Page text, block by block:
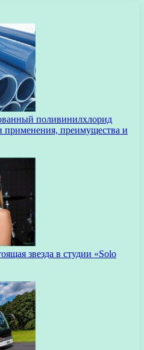
поливинилхлорид
преимущества и
звезда в студии «Solo